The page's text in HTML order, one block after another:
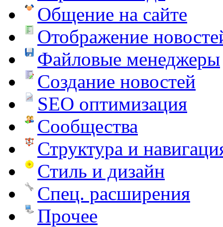
Общение на сайте
Отображение
Файловые менеджеры
Создание новостей
SEO оптимизация
Сообщества
Структура и
Стиль и дизайн
Спец. расширения
Прочее